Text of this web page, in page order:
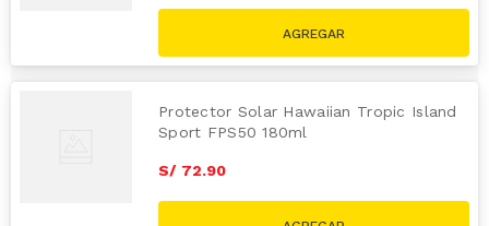
Protector Solar Hawaiian Tropic Island
Sport FPS50 180ml
S/ 72.90